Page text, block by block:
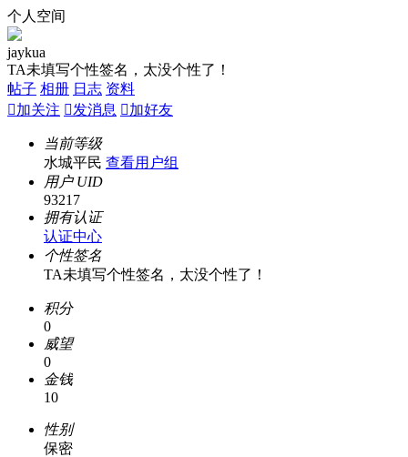
个人空间
jaykua
TA未填写个性签名，太没个性了！
帖子 相册 日志 资料
加关注 发消息 加好友
当前等级
水城平民 查看用户组
用户 UID
93217
拥有认证
认证中心
个性签名
TA未填写个性签名，太没个性了！
积分
0
威望
0
金钱
10
性别
保密